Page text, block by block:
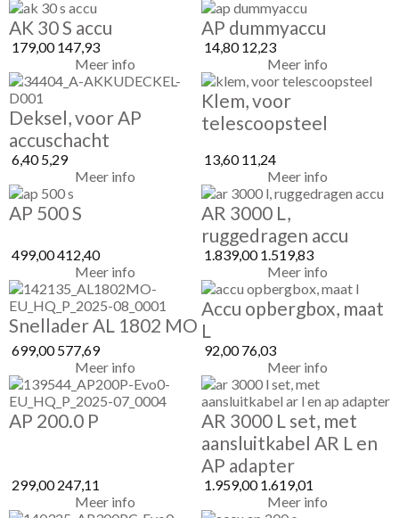
AK 30 S accu
179,00147,93
Meer info
AP dummyaccu
14,8012,23
Meer info
Deksel, voor AP
accuschacht
6,405,29
Meer info
Klem, voor
telescoopsteel
13,6011,24
Meer info
AP 500 S
499,00412,40
Meer info
AR 3000 L,
ruggedragen accu
1.839,001.519,83
Meer info
Snellader AL 1802 MO
699,00577,69
Meer info
Accu opbergbox, maat
L
92,0076,03
Meer info
AP 200.0 P
299,00247,11
Meer info
AR 3000 L set, met
aansluitkabel AR L en
AP adapter
1.959,001.619,01
Meer info